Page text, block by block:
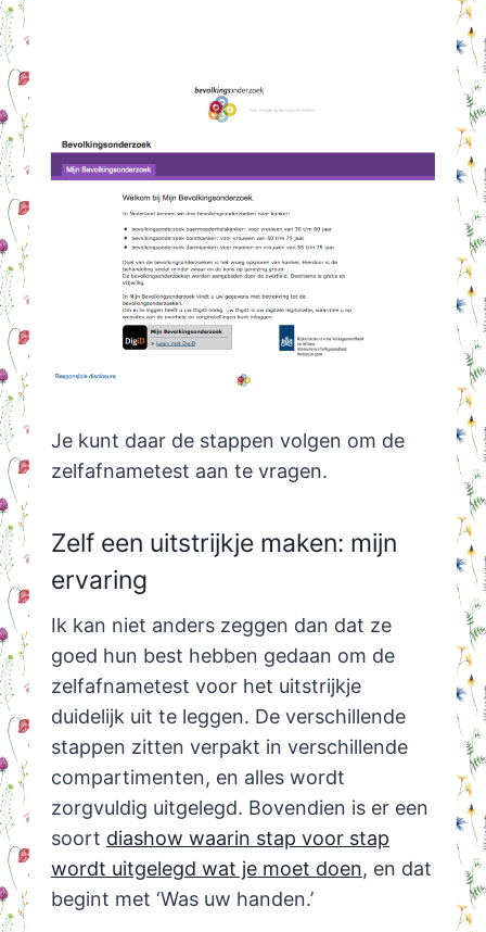
Je kunt daar de stappen volgen om de
zelfafnametest aan te vragen.
Zelf een uitstrijkje maken: mijn
ervaring
Ik kan niet anders zeggen dan dat ze
goed hun best hebben gedaan om de
zelfafnametest voor het uitstrijkje
duidelijk uit te leggen. De verschillende
stappen zitten verpakt in verschillende
compartimenten, en alles wordt
zorgvuldig uitgelegd. Bovendien is er een
soort diashow waarin stap voor stap
wordt uitgelegd wat je moet doen, en dat
begint met ‘Was uw handen.’